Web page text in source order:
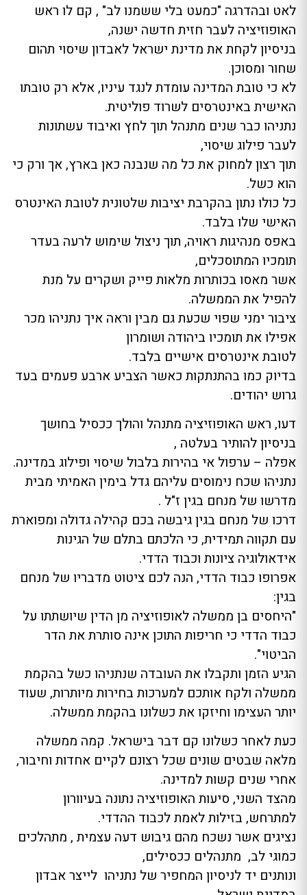
לאט ובהדרגה "כמעט בלי ששמנו לב" , קם לו ראש
האופוזיציה לעבר חזית חדשה ישנה,
בניסיון לקחת את מדינת ישראל לאבדון שיסוי תהום
שחור ומסוכן.
לא כי טובת המדינה עומדת לנגד עיניו, אלא רק טובתו
האישית באינטרסים לשרוד פוליטית.
נתניהו כבר שנים מתנהל תוך לחץ ואיבוד עשתונות
לעבר פילוג שיסוי,
תוך רצון למחוק את כל מה שנבנה כאן בארץ, אך ורק כי
הוא כשל.
כל כולו נתון בהקרבת יציבות שלטונית לטובת האינטרס
האישי שלו בלבד.
באפס מנהיגות ראויה, תוך ניצול שימוש לרעה בעדר
תומכיו המתוסכלים,
אשר מאסו בכותרות מלאות פייק ושקרים על מנת
להפיל את הממשלה.
ציבור ימני שפוי שכעת גם מבין וראה איך נתניהו מכר
אפילו את תומכיו ביהודה ושומרון
לטובת אינטרסים אישיים בלבד.
בדיוק כמו בהתנתקות כאשר הצביע ארבע פעמים בעד
גרוש יהודים.
דעו, ראש האופוזיציה מתנהל והולך ככסיל בחושך
בניסיון להותיר בעלטה ,
אפלה – ערפול אי בהירות בלבול שיסוי ופילוג במדינה.
נתניהו שכח נימוסים עליהם גדל בימין האמיתי מבית
מדרשו של מנחם בגין ז"ל .
דרכו של מנחם בגין גיבשה בכם קהילה גדולה ומפוארת
עם תקווה תמידית, כי הלכתם בתלם של הגינות
אידאולוגיה ציונות וכבוד הדדי.
אפרופו כבוד הדדי, הנה לכם ציטוט מדבריו של מנחם
בגין:
"היחסים בן ממשלה לאופוזיציה מן הדין שיושתתו על
כבוד הדדי כי חריפות התוכן אינה סותרת את הדר
הביטוי".
הגיע הזמן ותקבלו את העובדה שנתניהו כשל בהקמת
ממשלה ולקח אותכם למערכות בחירות מיותרות, שעוד
יותר העצימו וחיזקו את כשלונו בהקמת ממשלה.
כעת לאחר כשלונו קם דבר בישראל. קמה ממשלה
מלאה שבטים שונים שכל רצונם לקיים אחדות וחיבור,
אחרי שנים קשות למדינה.
מהצד השני, סיעות האופוזיציה נתונה בעיוורון
למתרחש, בזילות לאמת לכבוד ההדדי.
נציגים אשר נשכח מהם גיבוש דעה עצמית , מתהלכים
כמוגי לב, מתנהלים ככסילים,
ונותנים יד לניסיון המחפיר של נתניהו לייצר אבדון